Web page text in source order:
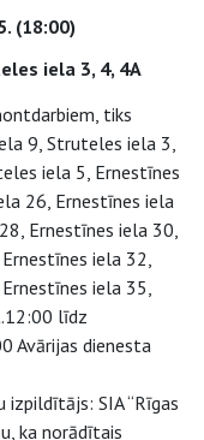
(18:00)
iela 3, 4, 4A
tiks
9, Struteles iela 3,
iela 5, Ernestīnes
26, Ernestīnes iela
Ernestīnes iela 30,
iela 32,
iela 35,
līdz
Avārijas dienesta
SIA “Rīgas
ka norādītais